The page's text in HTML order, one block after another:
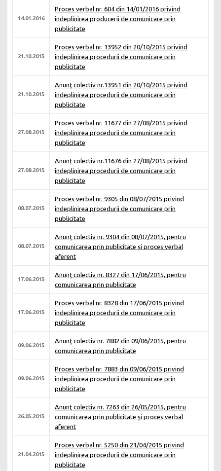
14.01.2016
Proces verbal nr. 604 din 14/01/2016 privind
indeplinirea producerii de comunicare prin
publicitate
21.10.2015
Proces verbal nr. 13952 din 20/10/2015 privind
îndeplinirea procedurii de comunicare prin
publicitate
21.10.2015
Anunţ colectiv nr.13951 din 20/10/2015 privind
îndeplinirea procedurii de comunicare prin
publicitate
27.08.2015
Proces verbal nr. 11677 din 27/08/2015 privind
îndeplinirea procedurii de comunicare prin
publicitate
27.08.2015
Anunț colectiv nr.11676 din 27/08/2015 privind
îndeplinirea procedurii de comunicare prin
publicitate
08.07.2015
Proces verbal nr. 9305 din 08/07/2015 privind
îndeplinirea procedurii de comunicare prin
publicitate
08.07.2015
Anunţ colectiv nr. 9304 din 08/07/2015, pentru
comunicarea prin publicitate şi proces verbal
aferent
17.06.2015
Anunţ colectiv nr. 8327 din 17/06/2015, pentru
comunicarea prin publicitate
17.06.2015
Proces verbal nr. 8328 din 17/06/2015 privind
îndeplinirea procedurii de comunicare prin
publicitate
09.06.2015
Anunţ colectiv nr. 7882 din 09/06/2015, pentru
comunicarea prin publicitate
09.06.2015
Proces verbal nr. 7883 din 09/06/2015 privind
îndeplinirea procedurii de comunicare prin
publicitate
26.05.2015
Anunţ colectiv nr. 7263 din 26/05/2015, pentru
comunicarea prin publicitate şi proces verbal
aferent
21.04.2015
Proces verbal nr. 5250 din 21/04/2015 privind
îndeplinirea procedurii de comunicare prin
publicitate